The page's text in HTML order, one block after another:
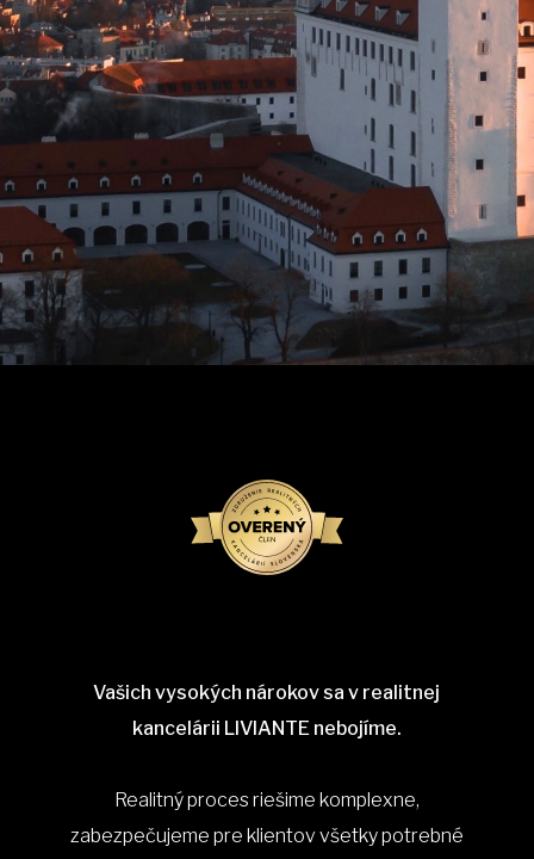
Vašich vysokých nárokov sa v realitnej
kancelárii LIVIANTE nebojíme.
Realitný proces riešime komplexne,
zabezpečujeme pre klientov všetky potrebné